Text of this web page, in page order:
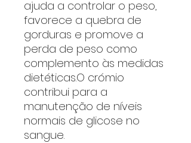
ajuda a controlar o peso,
favorece a quebra de
gorduras e promove a
perda de peso como
complemento às medidas
dietéticas.O crómio
contribui para a
manutenção de níveis
normais de glicose no
sangue.